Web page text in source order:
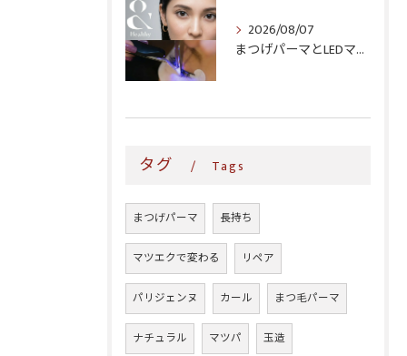
2026/08/07
まつげパーマとLEDマツエク、同時にできる?寝屋川・玉造・関目で選べるメニュー
タグ Tags
まつげパーマ 長持ち
マツエクで変わる リペア
パリジェンヌ カール まつ毛パーマ
ナチュラル マツパ 玉造